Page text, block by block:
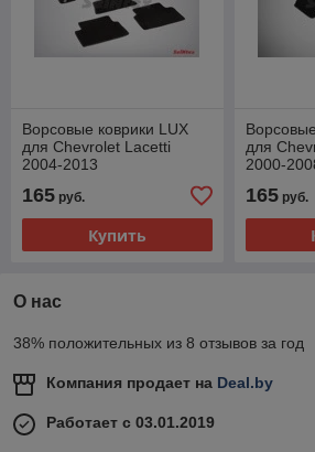
Ворсовые коврики LUX
для Chevrolet Lacetti
2004-2013
165 руб.
Купить
для
2000-
165руб.
О нас
38% положительных из 8 отзывов за год
Компания продает на Deal.by
Работает с 03.01.2019